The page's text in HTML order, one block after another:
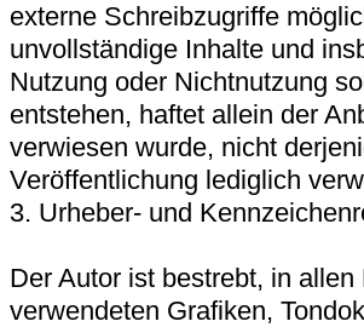
externe Schreibzugriffe
unvollständige Inhalte und
Nutzung oder Nichtnutzung
entstehen, haftet allein der
verwiesen wurde, nicht
Veröffentlichung lediglich
3. Urheber- und
Der Autor ist bestrebt, in
verwendeten Grafiken,